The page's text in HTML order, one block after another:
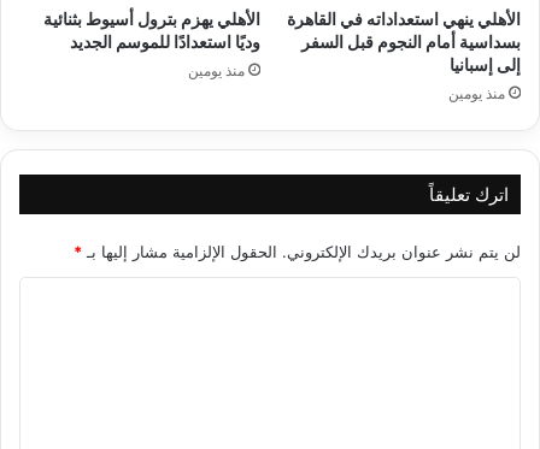
الأهلي ينهي استعداداته في القاهرة
بسداسية أمام النجوم قبل السفر
إلى إسبانيا
منذ يومين
الأهلي يهزم بترول أسيوط بثنائية
وديًا استعدادًا للموسم الجديد
منذ يومين
اترك تعليقاً
لن يتم نشر عنوان بريدك الإلكتروني. الحقول الإلزامية مشار إليها بـ *